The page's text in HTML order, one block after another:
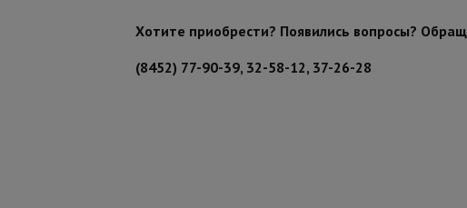
Хотите приобрести? Появились вопросы?
(8452) 77-90-39, 32-58-12, 37-26-28